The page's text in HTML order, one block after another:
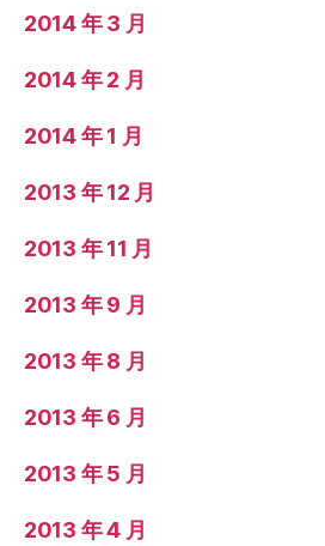
2014 年 3 月
2014 年 2 月
2014 年 1 月
2013 年 12 月
2013 年 11 月
2013 年 9 月
2013 年 8 月
2013 年 6 月
2013 年 5 月
2013 年 4 月